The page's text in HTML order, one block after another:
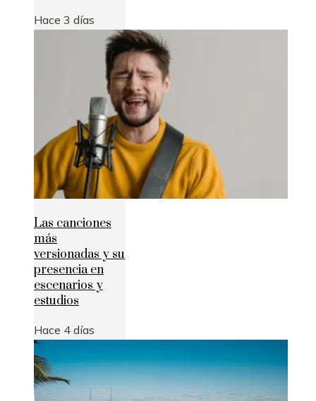
Hace 3 días
Las canciones
más
versionadas y su
presencia en
escenarios y
estudios
Hace 4 días